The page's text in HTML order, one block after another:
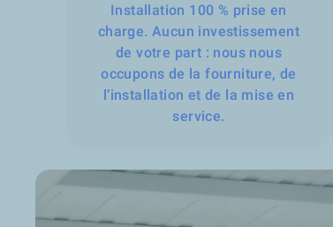
Installation 100 % prise en
charge. Aucun investissement
de votre part : nous nous
occupons de la fourniture, de
l’installation et de la mise en
service.